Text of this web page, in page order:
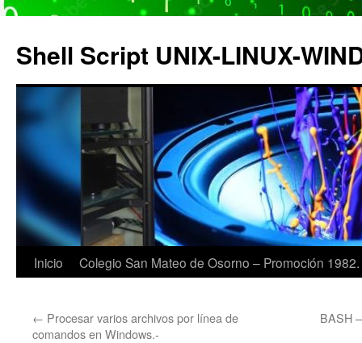
contenido
Shell Script UNIX-LINUX-
Inicio Colegio San Mateo de Osorno – Promoción 1982.
← Procesar varios archivos por línea de
comandos en Windows.-
BASH